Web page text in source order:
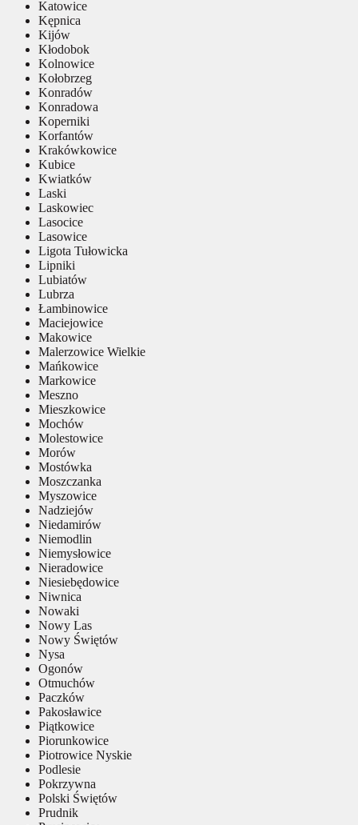
Katowice
Kępnica
Kijów
Kłodobok
Kolnowice
Kołobrzeg
Konradów
Konradowa
Koperniki
Korfantów
Krakówkowice
Kubice
Kwiatków
Laski
Laskowiec
Lasocice
Lasowice
Ligota Tułowicka
Lipniki
Lubiatów
Lubrza
Łambinowice
Maciejowice
Makowice
Malerzowice Wielkie
Mańkowice
Markowice
Meszno
Mieszkowice
Mochów
Molestowice
Morów
Mostówka
Moszczanka
Myszowice
Nadziejów
Niedamirów
Niemodlin
Niemysłowice
Nieradowice
Niesiebędowice
Niwnica
Nowaki
Nowy Las
Nowy Świętów
Nysa
Ogonów
Otmuchów
Paczków
Pakosławice
Piątkowice
Piorunkowice
Piotrowice Nyskie
Podlesie
Pokrzywna
Polski Świętów
Prudnik